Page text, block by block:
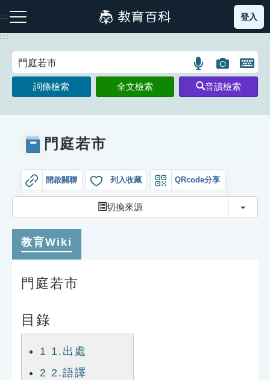
到
主
:::
注音索引圖示 筆畫索引圖示 部首索引表圖示
網站導覽
生字詞彙表
成語故事
索引選單
單字索引
生命大百科索引
登入
:::
語
言
搜
圖
片
搜
開
鍵
詞條檢索 全文檢索 音讀檢索
門庭若市
開啟關聯 列入收藏 QRcode分享
切換來源 切換
教育Wiki
門庭若市
目錄
1 1.出處
2 2.語譯